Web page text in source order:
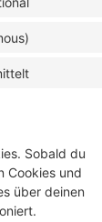
Sobald du
Cookies und
über deinen